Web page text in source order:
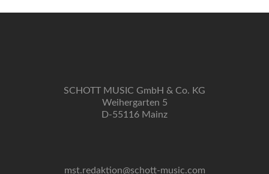
SCHOTT MUSIC GmbH & Co. KG
Weihergarten 5
D-55116 Mainz
mst.redaktion@schott-music.com